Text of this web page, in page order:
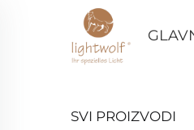
SVI PROIZVODI